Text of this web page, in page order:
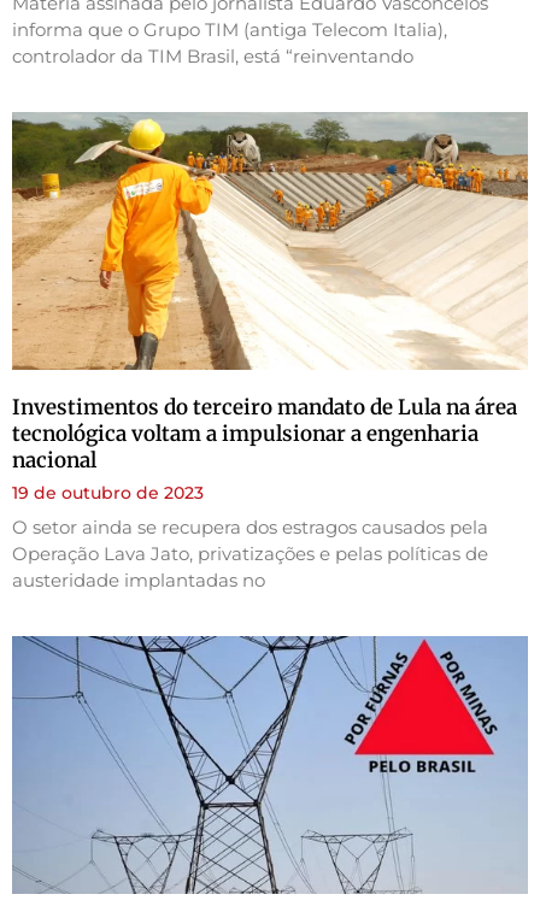
informa que o Grupo TIM (antiga Telecom Italia),
controlador da TIM Brasil, está “reinventando
Investimentos do terceiro mandato de Lula na área
tecnológica voltam a impulsionar a engenharia
nacional
19 de outubro de 2023
O setor ainda se recupera dos estragos causados pela
Operação Lava Jato, privatizações e pelas políticas de
austeridade implantadas no